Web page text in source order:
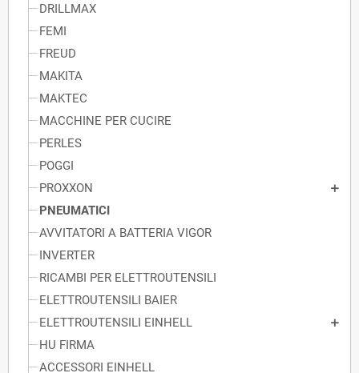
DRILLMAX
FEMI
FREUD
MAKITA
MAKTEC
MACCHINE PER CUCIRE
PERLES
POGGI
PROXXON
PNEUMATICI
AVVITATORI A BATTERIA VIGOR
INVERTER
RICAMBI PER ELETTROUTENSILI
ELETTROUTENSILI BAIER
ELETTROUTENSILI EINHELL
HU FIRMA
ACCESSORI EINHELL